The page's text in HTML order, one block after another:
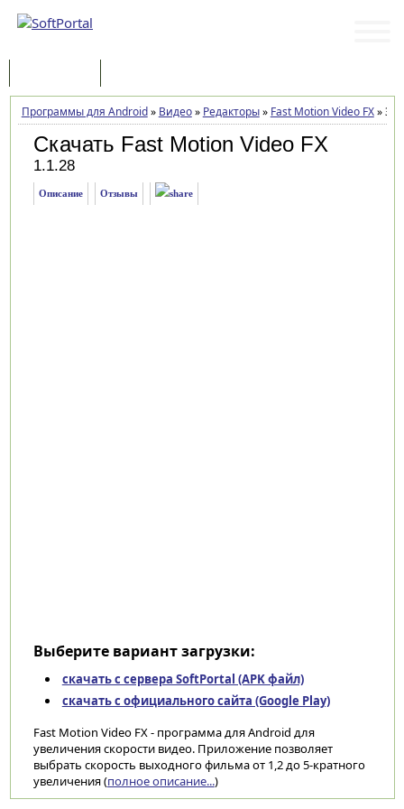
Программы для Android» Видео» Редакторы» Fast Motion Video FX»
Скачать Fast Motion Video FX
1.1.28
Описание Отзывы
Выберите вариант загрузки:
скачать с сервера SoftPortal (APK файл)
скачать с официального сайта (Google Play)
Fast Motion Video FX - программа для Android для
увеличения скорости видео. Приложение позволяет
выбрать скорость выходного фильма от 1,2 до 5-кратного
увеличения (полное описание...)